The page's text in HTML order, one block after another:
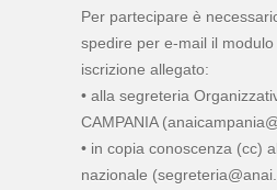
Per partecipare è
spedire per e-mail il modulo
iscrizione allegato:
• alla segreteria
CAMPANIA
• in copia conoscenza (cc)
nazionale